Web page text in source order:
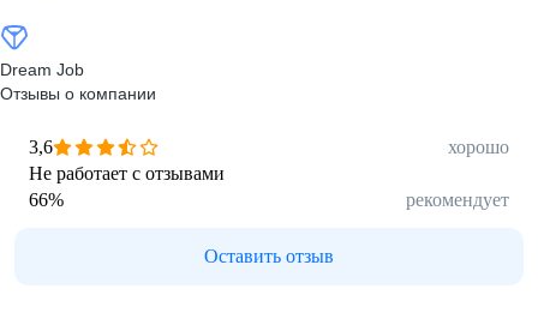
Dream Job
Отзывы о компании
3,6
хорошо
Не работает с отзывами
66% рекомендует
Оставить отзыв